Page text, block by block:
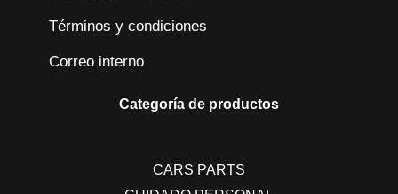
Términos y condiciones
Correo interno
Categoría de productos
CARS PARTS